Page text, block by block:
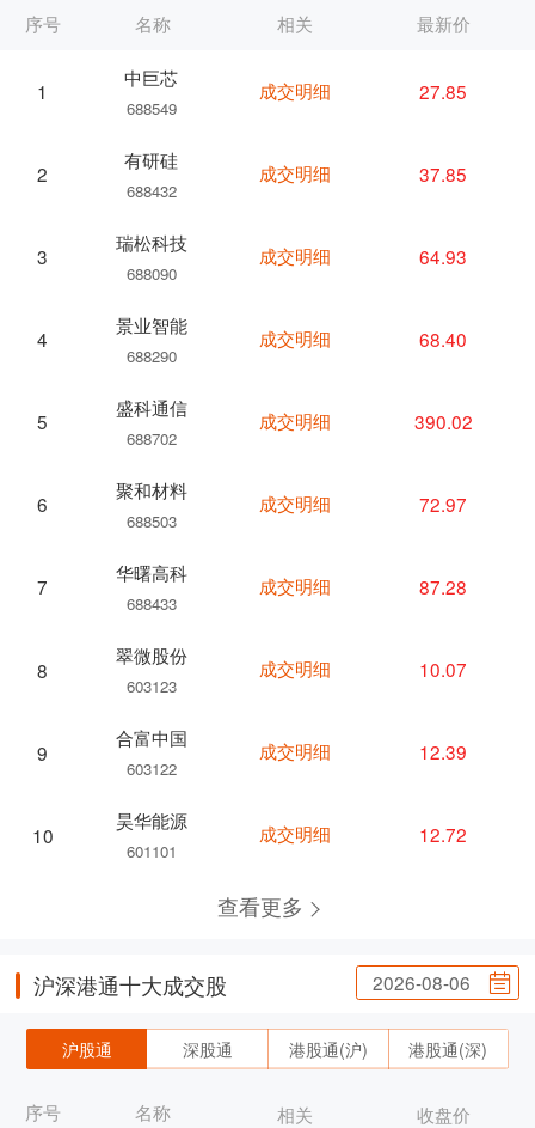
序号 名称
1
中巨芯
688549
2
有研硅
688432
3
瑞松科技
688090
4
景业智能
688290
5
盛科通信
688702
6
聚和材料
688503
7
华曙高科
688433
8
翠微股份
603123
9
合富中国
603122
10
昊华能源
601101
相关 最新价
成交明细 27.85
成交明细 37.85
成交明细 64.93
成交明细 68.40
成交明细 390.02
成交明细 72.97
成交明细 87.28
成交明细 10.07
成交明细 12.39
成交明细 12.72
查看更多
沪深港通十大成交股 2026-08-06
沪股通 深股通 港股通(沪) 港股通(深)
序号 名称 相关 收盘价